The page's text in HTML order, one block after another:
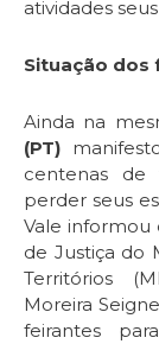
atividades
Situação dos
Ainda na
(PT)
centenas de
perder seus
Vale informou
de Justiça do
Territórios
Moreira
feirantes